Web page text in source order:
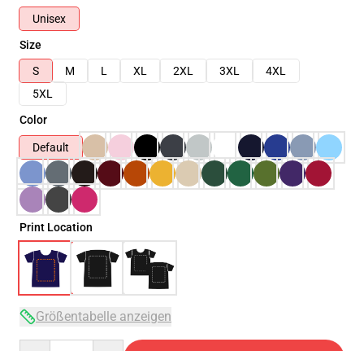
Unisex
Size
S
M L XL 2XL 3XL
4XL
5XL
Color
Default
Print Location
Größentabelle anzeigen